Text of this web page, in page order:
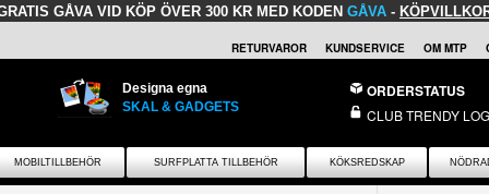
GÅVA VID KÖP ÖVER 300 KR MED KODEN GÅVA -
RETURVAROR KUNDSERVICE OM MTP
Designa egna
SKAL & GADGETS
ORDERSTATUS
CLUB TRENDY
MOBILTILLBEHÖR SURFPLATTA TILLBEHÖR KÖKSREDSKAP